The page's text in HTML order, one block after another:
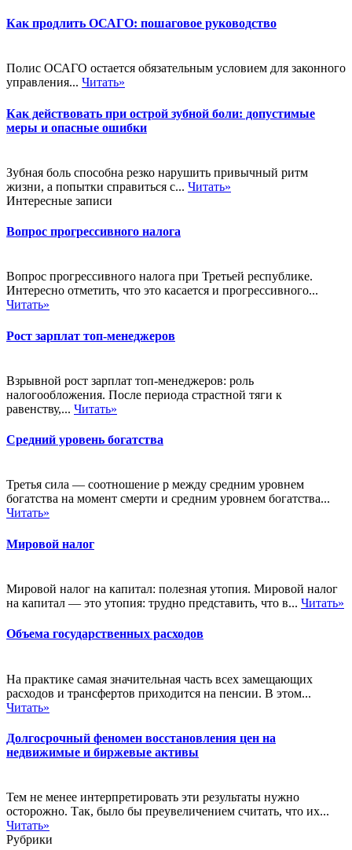
Как продлить ОСАГО: пошаговое руководство
Полис ОСАГО остается обязательным условием для законного
управления... Читать»
Как действовать при острой зубной боли: допустимые
меры и опасные ошибки
Зубная боль способна резко нарушить привычный ритм
жизни, а попытки справиться с... Читать»
Интересные записи
Вопрос прогрессивного налога
Вопрос прогрессивного налога при Третьей республике.
Интересно отметить, что это касается и прогрессивного...
Читать»
Рост зарплат топ-менеджеров
Взрывной рост зарплат топ-менеджеров: роль
налогообложения. После периода страстной тяги к
равенству,... Читать»
Средний уровень богатства
Третья сила — соотношение р между средним уровнем
богатства на момент смерти и средним уровнем богатства...
Читать»
Мировой налог
Мировой налог на капитал: полезная утопия. Мировой налог
на капитал — это утопия: трудно представить, что в... Читать»
Объема государственных расходов
На практике самая значительная часть всех замещающих
расходов и трансфертов приходится на пенсии. В этом...
Читать»
Долгосрочный феномен восстановления цен на
недвижимые и биржевые активы
Тем не менее интерпретировать эти результаты нужно
осторожно. Так, было бы преувеличением считать, что их...
Читать»
Рубрики